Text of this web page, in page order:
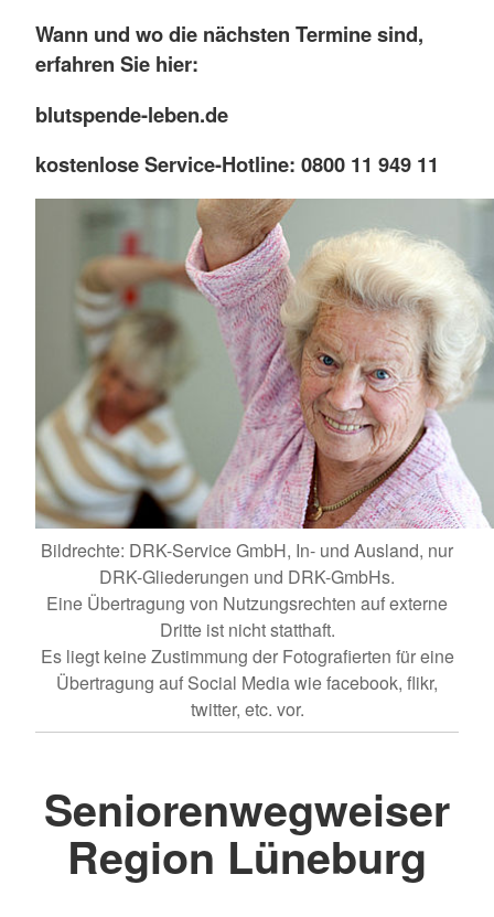
Wann und wo die nächsten Termine sind,
erfahren Sie hier:
blutspende-leben.de
kostenlose Service-Hotline: 0800 11 949 11
Bildrechte: DRK-Service GmbH, In- und Ausland, nur
DRK-Gliederungen und DRK-GmbHs.
Eine Übertragung von Nutzungsrechten auf externe
Dritte ist nicht statthaft.
Es liegt keine Zustimmung der Fotografierten für eine
Übertragung auf Social Media wie facebook, flikr,
twitter, etc. vor.
Seniorenwegweiser
Region Lüneburg